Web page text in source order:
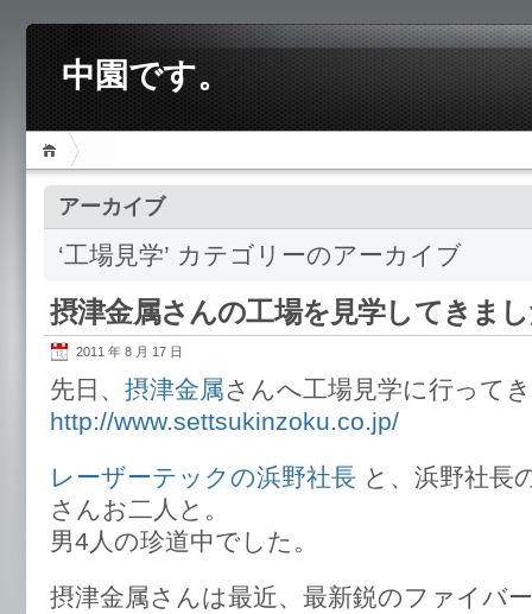
中園です。
アーカイブ
‘工場見学’ カテゴリーのアーカイブ
摂津金属さんの工場を見学してきま
2011 年 8 月 17 日
先日、 摂津金属さんへ工場見学に行って
http://www.settsukinzoku.co.jp/
レーザーテックの浜野社長 と、浜野社長
さんお二人と。
男4人の珍道中でした。
摂津金属さんは最近、最新鋭のファイバ